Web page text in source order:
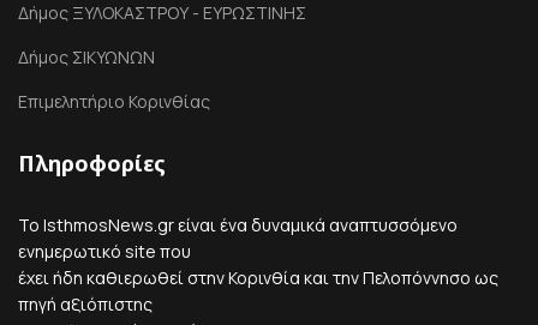
Δήμος ΞΥΛΟΚΑΣΤΡΟΥ - ΕΥΡΩΣΤΙΝΗΣ
Δήμος ΣΙΚΥΩΝΩΝ
Επιμελητήριο Κορινθίας
Πληροφορίες
Το IsthmosNews.gr είναι ένα δυναμικά αναπτυσσόμενο
ενημερωτικό site που
έχει ήδη καθιερωθεί στην Κορινθία και την Πελοπόννησο ως
πηγή αξιόπιστης